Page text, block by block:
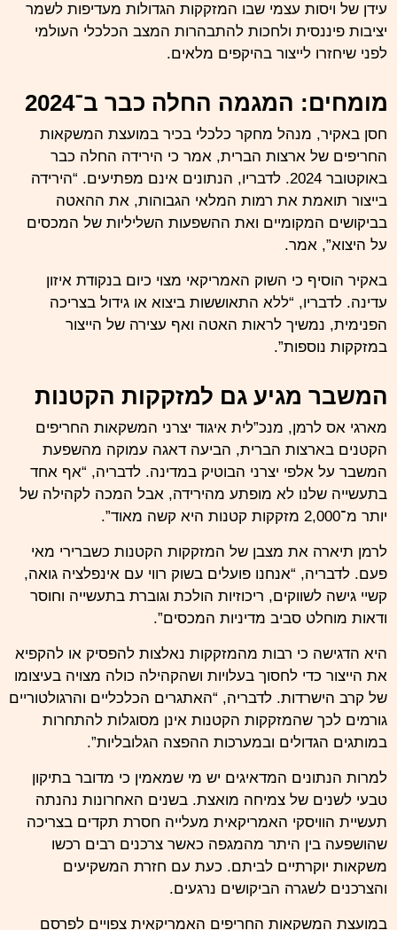
עידן של ויסות עצמי שבו המזקקות הגדולות מעדיפות לשמר
יציבות פיננסית ולחכות להתבהרות המצב הכלכלי העולמי
לפני שיחזרו לייצור בהיקפים מלאים.
מומחים: המגמה החלה כבר ב־2024
חסן באקיר, מנהל מחקר כלכלי בכיר במועצת המשקאות
החריפים של ארצות הברית, אמר כי הירידה החלה כבר
באוקטובר 2024. לדבריו, הנתונים אינם מפתיעים. “הירידה
בייצור תואמת את רמות המלאי הגבוהות, את ההאטה
בביקושים המקומיים ואת ההשפעות השליליות של המכסים
על היצוא”, אמר.
באקיר הוסיף כי השוק האמריקאי מצוי כיום בנקודת איזון
עדינה. לדבריו, “ללא התאוששות ביצוא או גידול בצריכה
הפנימית, נמשיך לראות האטה ואף עצירה של הייצור
במזקקות נוספות”.
המשבר מגיע גם למזקקות הקטנות
מארגי אס לרמן, מנכ”לית איגוד יצרני המשקאות החריפים
הקטנים בארצות הברית, הביעה דאגה עמוקה מהשפעת
המשבר על אלפי יצרני הבוטיק במדינה. לדבריה, “אף אחד
בתעשייה שלנו לא מופתע מהירידה, אבל המכה לקהילה של
יותר מ־2,000 מזקקות קטנות היא קשה מאוד”.
לרמן תיארה את מצבן של המזקקות הקטנות כשברירי מאי
פעם. לדבריה, “אנחנו פועלים בשוק רווי עם אינפלציה גואה,
קשיי גישה לשווקים, ריכוזיות הולכת וגוברת בתעשייה וחוסר
ודאות מוחלט סביב מדיניות המכסים”.
היא הדגישה כי רבות מהמזקקות נאלצות להפסיק או להקפיא
את הייצור כדי לחסוך בעלויות ושהקהילה כולה מצויה בעיצומו
של קרב הישרדות. לדבריה, “האתגרים הכלכליים והרגולטוריים
גורמים לכך שהמזקקות הקטנות אינן מסוגלות להתחרות
במותגים הגדולים ובמערכות ההפצה הגלובליות”.
למרות הנתונים המדאיגים יש מי שמאמין כי מדובר בתיקון
טבעי לשנים של צמיחה מואצת. בשנים האחרונות נהנתה
תעשיית הוויסקי האמריקאית מעלייה חסרת תקדים בצריכה
שהושפעה בין היתר מהמגפה כאשר צרכנים רבים רכשו
משקאות יוקרתיים לביתם. כעת עם חזרת המשקיעים
והצרכנים לשגרה הביקושים נרגעים.
במועצת המשקאות החריפים האמריקאית צפויים לפרסם